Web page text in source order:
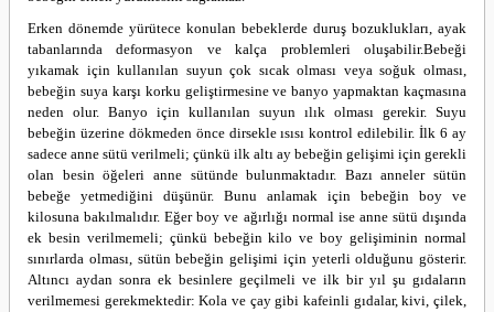
Erken dönemde yürütece konulan bebeklerde duruş bozuklukları, ayak
tabanlarında deformasyon ve kalça problemleri oluşabilir.Bebeği
yıkamak için kullanılan suyun çok sıcak olması veya soğuk olması,
bebeğin suya karşı korku geliştirmesine ve banyo yapmaktan kaçmasına
neden olur. Banyo için kullanılan suyun ılık olması gerekir. Suyu
bebeğin üzerine dökmeden önce dirsekle ısısı kontrol edilebilir. İlk 6 ay
sadece anne sütü verilmeli; çünkü ilk altı ay bebeğin gelişimi için gerekli
olan besin öğeleri anne sütünde bulunmaktadır. Bazı anneler sütün
bebeğe yetmediğini düşünür. Bunu anlamak için bebeğin boy ve
kilosuna bakılmalıdır. Eğer boy ve ağırlığı normal ise anne sütü dışında
ek besin verilmemeli; çünkü bebeğin kilo ve boy gelişiminin normal
sınırlarda olması, sütün bebeğin gelişimi için yeterli olduğunu gösterir.
Altıncı aydan sonra ek besinlere geçilmeli ve ilk bir yıl şu gıdaların
verilmemesi gerekmektedir: Kola ve çay gibi kafeinli gıdalar, kivi, çilek,